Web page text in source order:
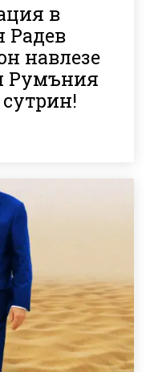
в
Радев
навлезе
Румъния